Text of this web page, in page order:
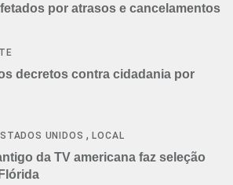
por atrasos e cancelamentos
decretos contra cidadania por
UNIDOS ,LOCAL
da TV americana faz seleção